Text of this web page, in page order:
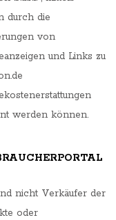
durch die
von
und Links zu
werden können.
nicht Verkäufer der
oder